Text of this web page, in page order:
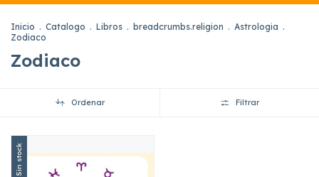
Inicio . Catalogo . Libros . breadcrumbs.religion . Astrologia .
Zodiaco
Zodiaco
Ordenar Filtrar
Sin stock